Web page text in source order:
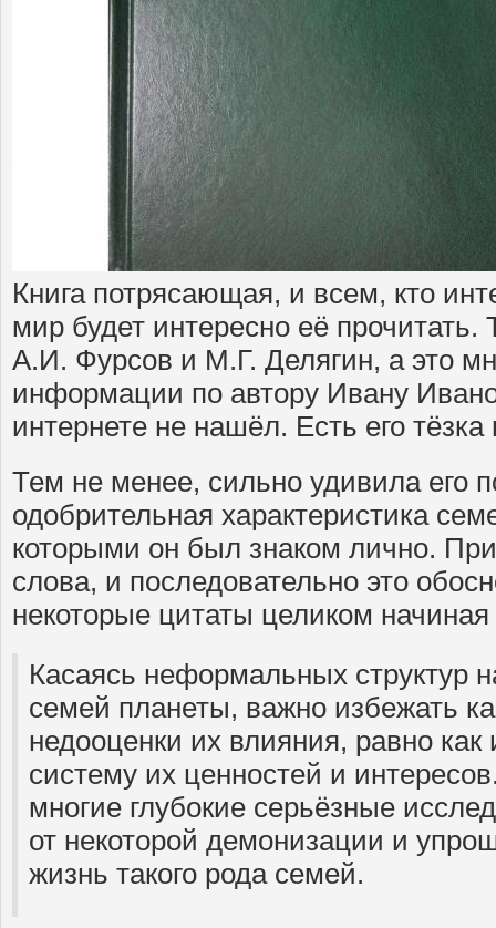
Книга потрясающая, и всем, кто
мир будет интересно её
А.И. Фурсов и М.Г. Делягин, а это
информации по автору Ивану
интернете не нашёл. Есть его
Тем не менее, сильно удивила его
одобрительная характеристика
которыми он был знаком лично.
слова, и последовательно это
некоторые цитаты целиком начиная
Касаясь неформальных структур
семей планеты, важно избежать
недооценки их влияния, равно как
систему их ценностей и
многие глубокие серьёзные
от некоторой демонизации и
жизнь такого рода семей.